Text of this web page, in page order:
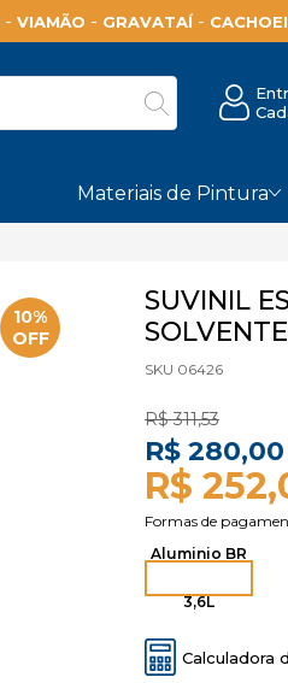
-VIAMÃO - GRAVATAÍ-
Materiais de Pintura
10%
OFF
SUVINIL
SKU 06426
R$ 311,53
R$ 280,00
R$
Aluminio BR
3,6L
Calculadora